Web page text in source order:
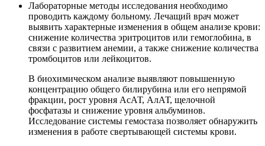
Лабораторные методы исследования необходимо
проводить каждому больному. Лечащий врач может
выявить характерные изменения в общем анализе крови:
снижение количества эритроцитов или гемоглобина, в
связи с развитием анемии, а также снижение количества
тромбоцитов или лейкоцитов.
В биохимическом анализе выявляют повышенную
концентрацию общего билирубина или его непрямой
фракции, рост уровня АсАТ, АлАТ, щелочной
фосфатазы и снижение уровня альбуминов.
Исследование системы гемостаза позволяет обнаружить
изменения в работе свертывающей системы крови.